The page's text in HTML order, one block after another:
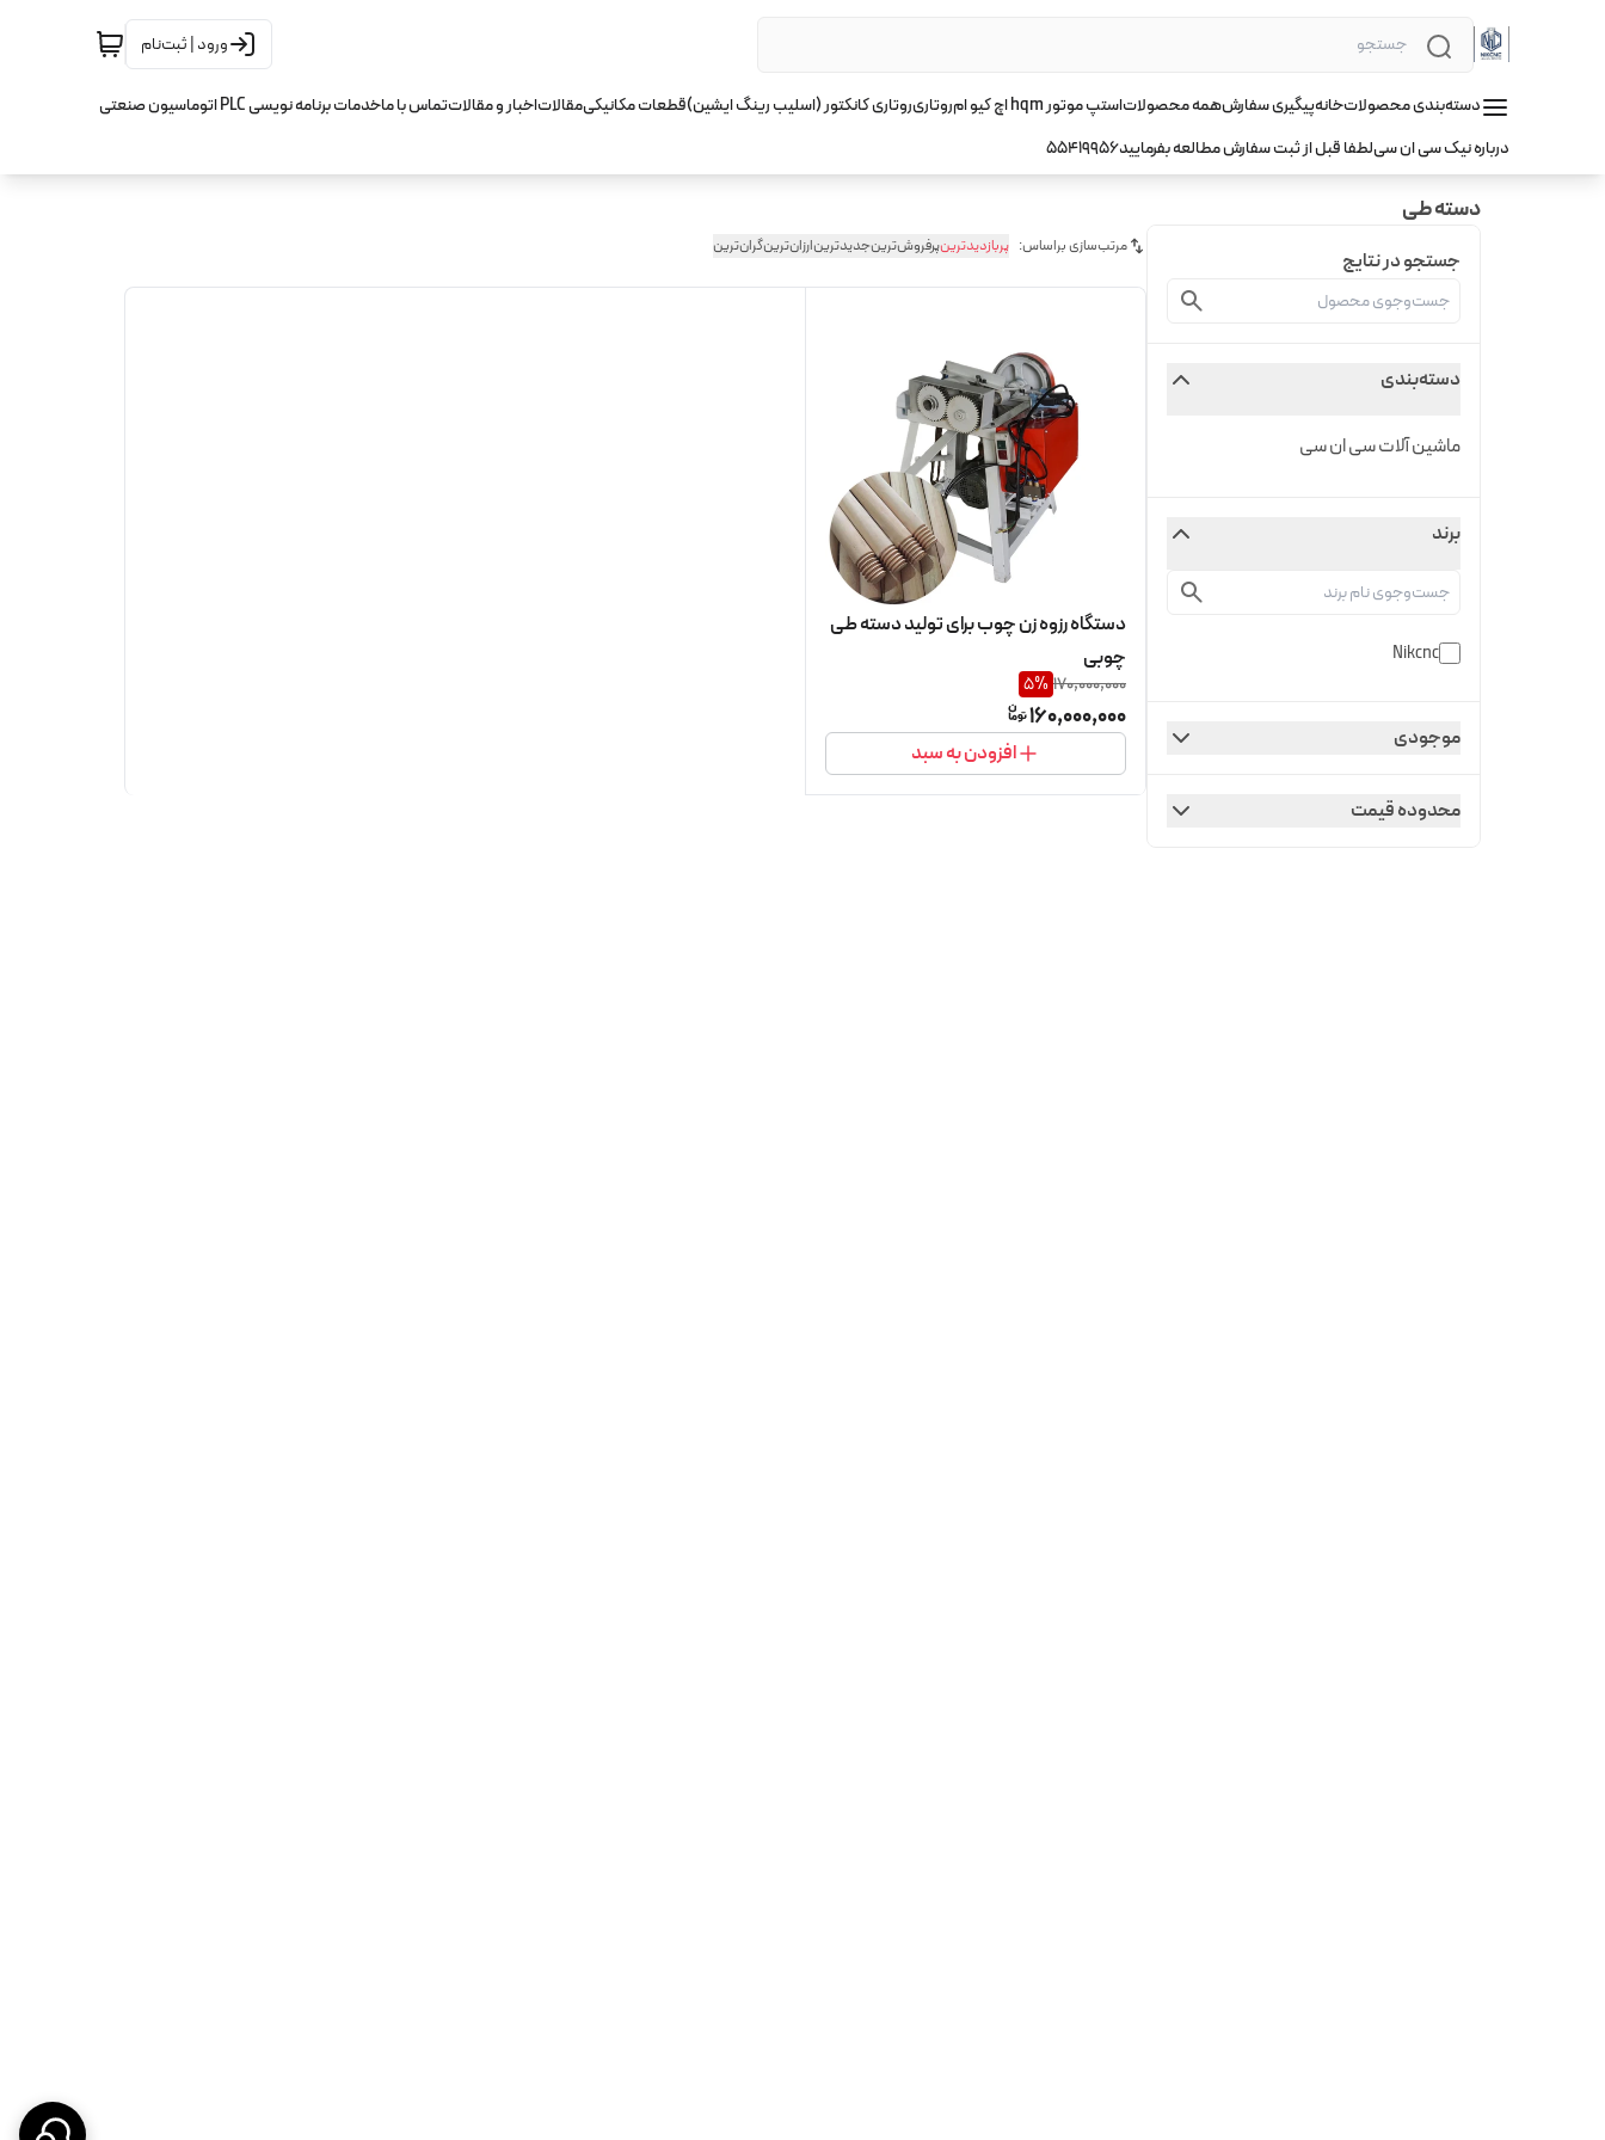
ورود | ثبت‌نام
دسته‌بندی محصولاتخانهپیگیری سفارشهمه محصولاتاستپ موتور hqm اچ کیو ام روتاریروتاری کانکتور (اسلیب رینگ ایشین)قطعات مکانیکیمقالاتاخبار و مقالاتتماس با ماخدمات برنامه نویسی PLC اتوماسیون صنعتی
درباره نیک سی ان سیلطفا قبل از ثبت سفارش مطالعه بفرمایید55419956
دسته طی
جستجو در نتایج
دسته‌بندی
ماشین آلات سی ان سی
برند
Nikcnc
موجودی
محدوده قیمت
مرتب‌سازی براساس: پربازدیدترینپرفروش‌ترینجدیدترینارزان‌ترینگران‌ترین
دستگاه رزوه زن چوب برای تولید دسته طی
چوبی
170,000,000
5%
160,000,000
افزودن به سبد